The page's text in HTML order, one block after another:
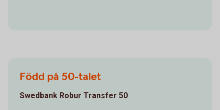
Född på 50-talet
Swedbank Robur Transfer 50